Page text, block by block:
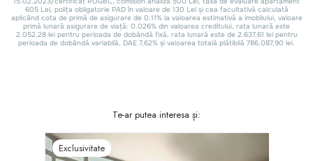
Te-ar putea interesa și:
Exclusivitate